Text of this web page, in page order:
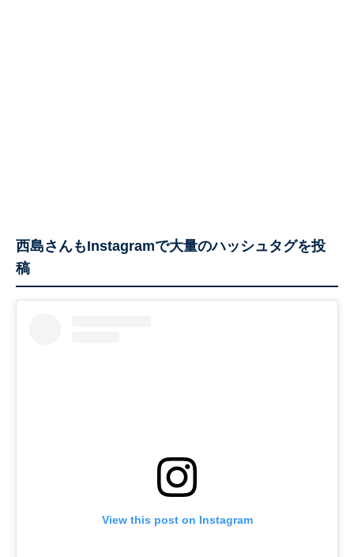
西島さんもInstagramで大量のハッシュタグを投
稿
View this post on Instagram